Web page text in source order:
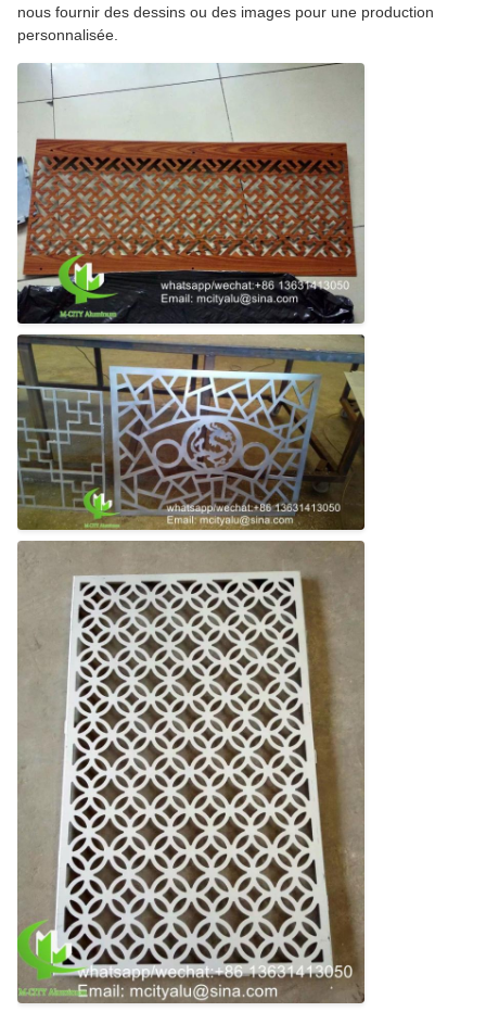
nous fournir des dessins ou des images pour une production
personnalisée.